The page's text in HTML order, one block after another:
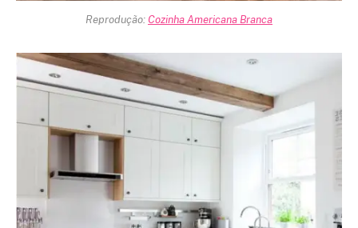
Reprodução: Cozinha Americana Branca